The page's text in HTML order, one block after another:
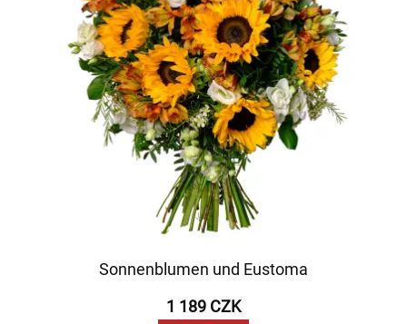
Sonnenblumen und Eustoma
1 189 CZK